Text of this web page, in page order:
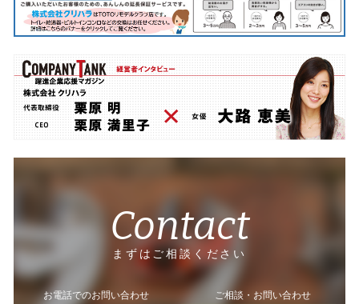
Contact
まずはご相談ください
お電話でのお問い合わせ ご相談・お問い合わせ